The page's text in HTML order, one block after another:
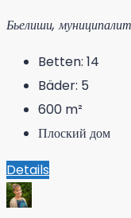
Бьелиши,
Betten: 14
Bäder: 5
600 m²
Плоский дом
Details